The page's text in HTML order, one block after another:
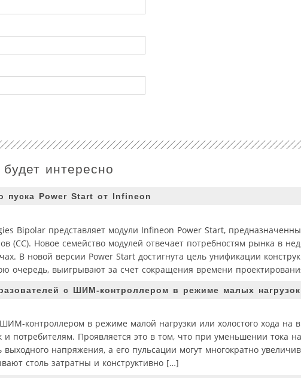
интересно
пуска Power Start от Infineon
Bipolar представляет модули Infineon Power Start,
(СС). Новое семейство модулей отвечает потребностям рынка в
В новой версии Power Start достигнута цель унификации
очередь, выигрывают за счет сокращения времени
с ШИМ-контроллером в режиме малых
контроллером в режиме малой нагрузки или холостого хода на
и потребителям. Проявляется это в том, что при уменьшении тока
выходного напряжения, а его пульсации могут многократно
столь затратны и конструктивно […]